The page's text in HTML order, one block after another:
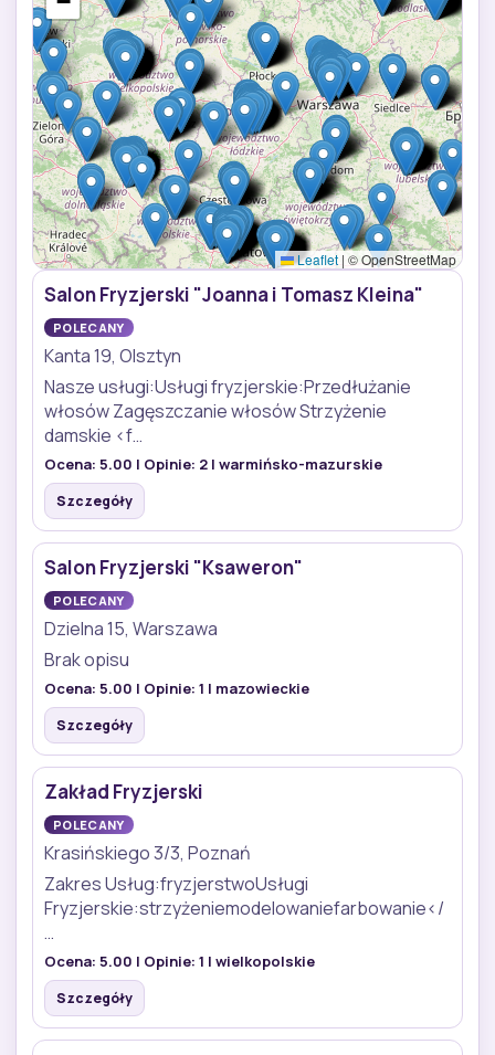
Leaflet | © OpenStreetMap
Salon Fryzjerski "Joanna i Tomasz Kleina"
POLECANY
Kanta 19, Olsztyn
Nasze usługi:Usługi fryzjerskie:Przedłużanie
włosów Zagęszczanie włosów Strzyżenie
damskie <f…
Ocena: 5.00 | Opinie: 2 | warmińsko-mazurskie
Szczegóły
Salon Fryzjerski "Ksaweron"
POLECANY
Dzielna 15, Warszawa
Brak opisu
Ocena: 5.00 | Opinie: 1 | mazowieckie
Szczegóły
Zakład Fryzjerski
POLECANY
Krasińskiego 3/3, Poznań
Zakres Usług:fryzjerstwoUsługi
Fryzjerskie:strzyżeniemodelowaniefarbowanie</
…
Ocena: 5.00 | Opinie: 1 | wielkopolskie
Szczegóły